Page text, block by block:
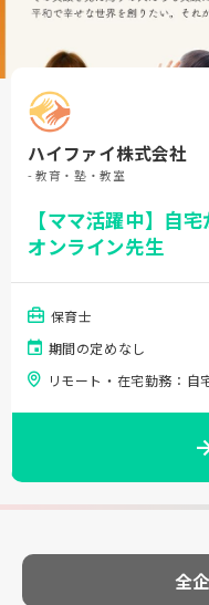
ハイファイ株式会社
- 教育・塾・教室
【ママ活躍中】自
オンライン先生
保育士
期間の定めなし
リモート・在宅勤務：自
全